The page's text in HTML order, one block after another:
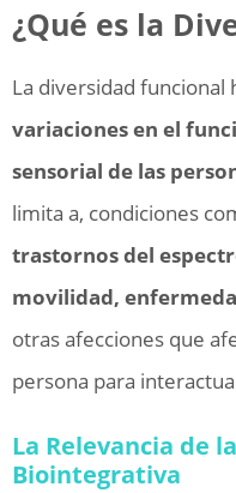
¿Qué es la
La diversidad funcional
variaciones en el
sensorial de las
limita a, condiciones
trastornos del
movilidad,
otras afecciones que
persona para
La Relevancia de
Biointegrativa